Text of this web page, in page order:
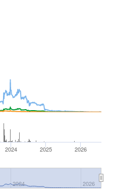
2024 2025 2026
2024 2026